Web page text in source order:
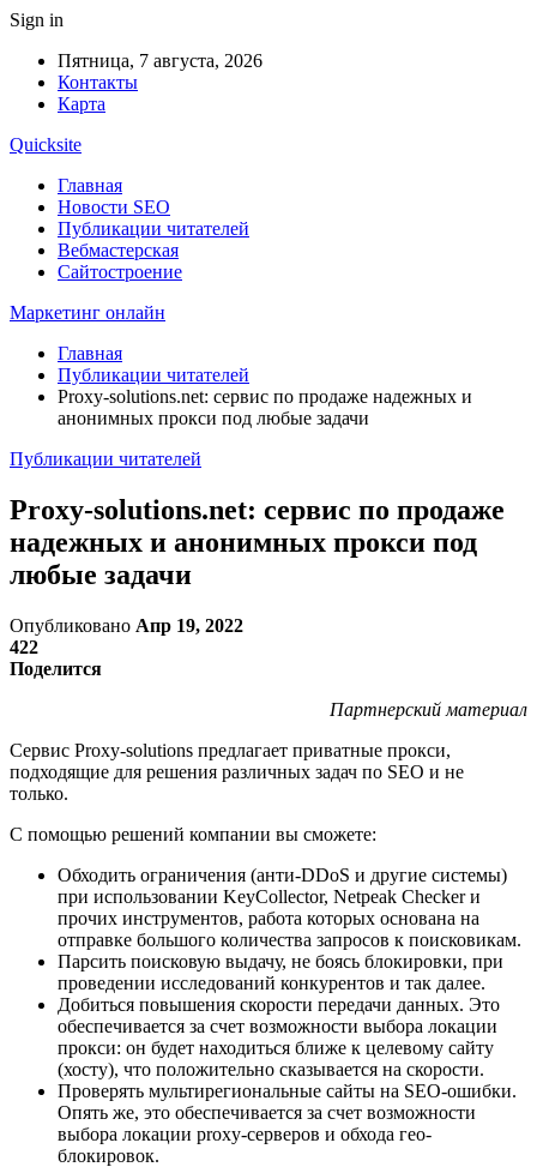
Sign in
Пятница, 7 августа, 2026
Контакты
Карта
Quicksite
Главная
Новости SEO
Публикации читателей
Вебмастерская
Сайтостроение
Маркетинг онлайн
Главная
Публикации читателей
Proxy-solutions.net: сервис по продаже надежных и
анонимных прокси под любые задачи
Публикации читателей
Proxy-solutions.net: сервис по продаже
надежных и анонимных прокси под
любые задачи
Опубликовано Апр 19, 2022
422
Поделится
Партнерский материал
Сервис Proxy-solutions предлагает приватные прокси,
подходящие для решения различных задач по SEO и не
только.
С помощью решений компании вы сможете:
Обходить ограничения (анти-DDoS и другие системы)
при использовании KeyCollector, Netpeak Checker и
прочих инструментов, работа которых основана на
отправке большого количества запросов к поисковикам.
Парсить поисковую выдачу, не боясь блокировки, при
проведении исследований конкурентов и так далее.
Добиться повышения скорости передачи данных. Это
обеспечивается за счет возможности выбора локации
прокси: он будет находиться ближе к целевому сайту
(хосту), что положительно сказывается на скорости.
Проверять мультирегиональные сайты на SEO-ошибки.
Опять же, это обеспечивается за счет возможности
выбора локации proxy-серверов и обхода гео-
блокировок.